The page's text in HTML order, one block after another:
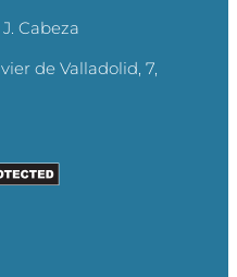
Cabeza
de Valladolid, 7,